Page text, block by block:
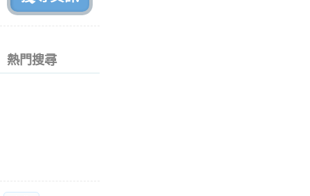
熱門搜尋